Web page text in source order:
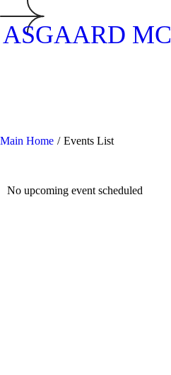
ASGAARD MC
Main Home / Events List
No upcoming event scheduled